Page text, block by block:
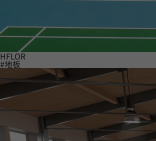
HFLOR
#地板